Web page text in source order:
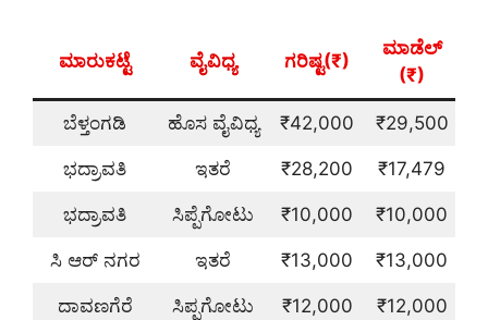
ಮಾರುಕಟ್ಟೆ ವೈವಿಧ್ಯ ಗರಿಷ್ಟ(₹)
ಮಾಡೆಲ್
(₹)
ಬೆಳ್ತಂಗಡಿ ಹೊಸ ವೈವಿಧ್ಯ ₹42,000 ₹29,500
ಭದ್ರಾವತಿ ಇತರೆ ₹28,200 ₹17,479
ಭದ್ರಾವತಿ ಸಿಪ್ಪೆಗೋಟು ₹10,000 ₹10,000
ಸಿ ಆರ್ ನಗರ ಇತರೆ ₹13,000 ₹13,000
ದಾವಣಗೆರೆ ಸಿಪ್ಪಗೋಟು ₹12,000 ₹12,000